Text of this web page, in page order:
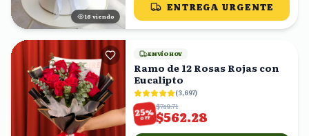
17 viendo
ENTREGA URGENTE
ENVÍO HOY
Ramo de 12 Rosas Rojas con
Eucalipto
(3,697)
25%
OFF
$749.71
$562.28